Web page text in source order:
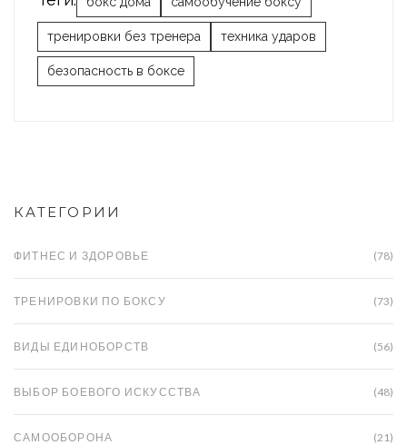
тренировки без тренера техника ударов
безопасность в боксе
КАТЕГОРИИ
ФИТНЕС И ЗДОРОВЬЕ (78)
ТРЕНИРОВКИ ПО БОКСУ (73)
ВИДЫ ЕДИНОБОРСТВ (56)
ВЫБОР БОЕВОГО ИСКУССТВА (48)
САМООБОРОНА (21)